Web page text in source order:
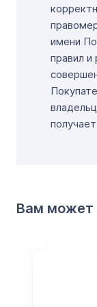
имени
правил и
Вам может